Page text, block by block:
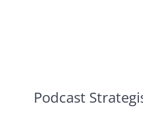
Podcast